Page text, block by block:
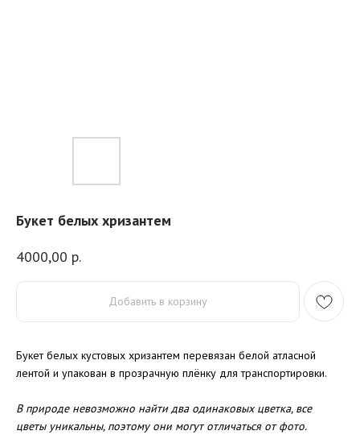
Букет белых хризантем
4000,00 р.
Добавить в корзину
Букет белых кустовых хризантем перевязан белой атласной
лентой и упакован в прозрачную плёнку для транспортировки.
В природе невозможно найти два одинаковых цветка, все
цветы уникальны, поэтому они могут отличаться от фото.